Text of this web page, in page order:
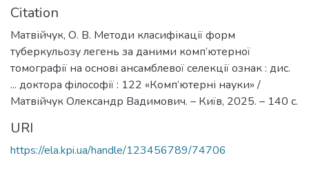
Citation
Матвійчук, О. В. Методи класифікації форм
туберкульозу легень за даними комп’ютерної
томографії на основі ансамблевої селекції ознак : дис.
... доктора філософії : 122 «Комп’ютерні науки» /
Матвійчук Олександр Вадимович. – Київ, 2025. – 140 с.
URI
https://ela.kpi.ua/handle/123456789/74706